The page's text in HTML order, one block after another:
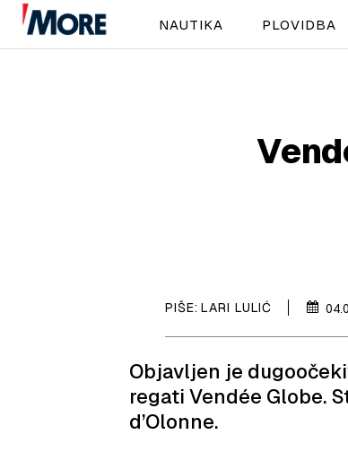
NAUTIKA PLOVIDBA
PIŠE: LARI LULIĆ
Objavljen je
regati Vendée Globe.
d’Olonne.